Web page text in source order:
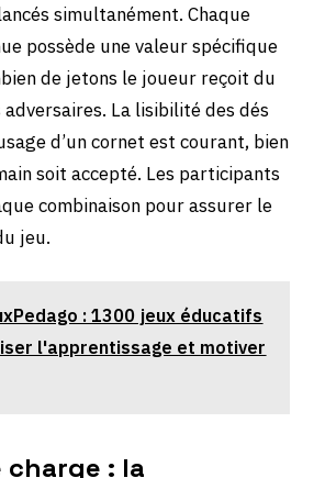
simultanément. Chaque
possède une valeur spécifique
de jetons le joueur reçoit du
adversaires. La lisibilité des dés
d’un cornet est courant, bien
soit accepté. Les participants
combinaison pour assurer le
jeu.
: 1300 jeux éducatifs
l'apprentissage et motiver
charge : la